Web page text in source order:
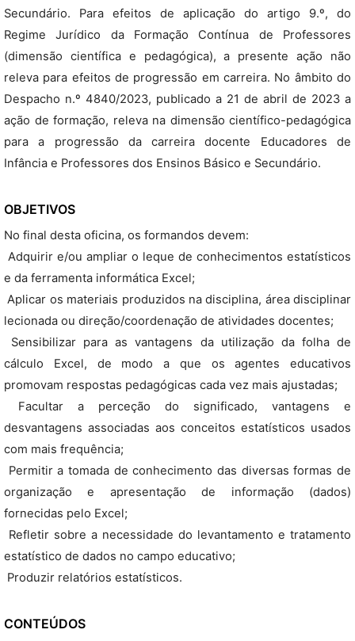
Secundário. Para efeitos de aplicação do artigo 9.º, do
Regime Jurídico da Formação Contínua de Professores
(dimensão científica e pedagógica), a presente ação não
releva para efeitos de progressão em carreira. No âmbito do
Despacho n.º 4840/2023, publicado a 21 de abril de 2023 a
ação de formação, releva na dimensão científico-pedagógica
para a progressão da carreira docente Educadores de
Infância e Professores dos Ensinos Básico e Secundário.
OBJETIVOS
No final desta oficina, os formandos devem:
 Adquirir e/ou ampliar o leque de conhecimentos estatísticos
e da ferramenta informática Excel;
 Aplicar os materiais produzidos na disciplina, área disciplinar
lecionada ou direção/coordenação de atividades docentes;
 Sensibilizar para as vantagens da utilização da folha de
cálculo Excel, de modo a que os agentes educativos
promovam respostas pedagógicas cada vez mais ajustadas;
 Facultar a perceção do significado, vantagens e
desvantagens associadas aos conceitos estatísticos usados
com mais frequência;
 Permitir a tomada de conhecimento das diversas formas de
organização e apresentação de informação (dados)
fornecidas pelo Excel;
 Refletir sobre a necessidade do levantamento e tratamento
estatístico de dados no campo educativo;
 Produzir relatórios estatísticos.
CONTEÚDOS